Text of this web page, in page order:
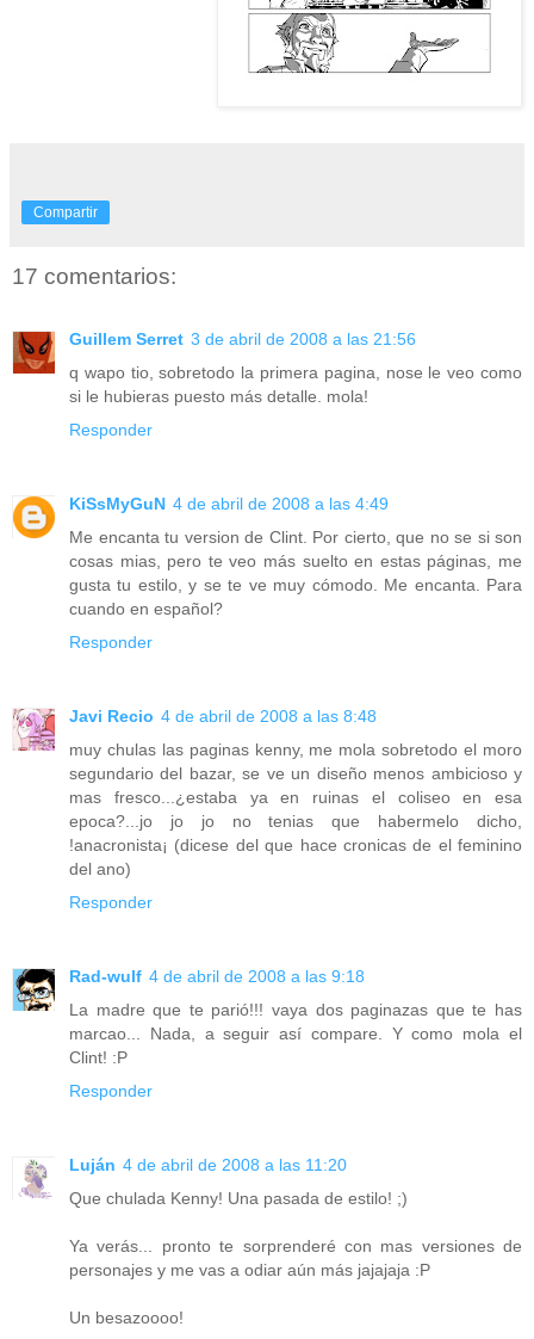
Compartir
17 comentarios:
Guillem Serret 3 de abril de 2008 a las 21:56
q wapo tio, sobretodo la primera pagina, nose le veo como
si le hubieras puesto más detalle. mola!
Responder
KiSsMyGuN 4 de abril de 2008 a las 4:49
Me encanta tu version de Clint. Por cierto, que no se si son
cosas mias, pero te veo más suelto en estas páginas, me
gusta tu estilo, y se te ve muy cómodo. Me encanta. Para
cuando en español?
Responder
Javi Recio 4 de abril de 2008 a las 8:48
muy chulas las paginas kenny, me mola sobretodo el moro
segundario del bazar, se ve un diseño menos ambicioso y
mas fresco...¿estaba ya en ruinas el coliseo en esa
epoca?...jo jo jo no tenias que habermelo dicho,
!anacronista¡ (dicese del que hace cronicas de el feminino
del ano)
Responder
Rad-wulf 4 de abril de 2008 a las 9:18
La madre que te parió!!! vaya dos paginazas que te has
marcao... Nada, a seguir así compare. Y como mola el
Clint! :P
Responder
Luján 4 de abril de 2008 a las 11:20
Que chulada Kenny! Una pasada de estilo! ;)
Ya verás... pronto te sorprenderé con mas versiones de
personajes y me vas a odiar aún más jajajaja :P
Un besazoooo!